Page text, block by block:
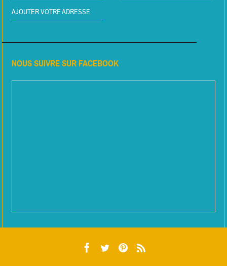
AJOUTER VOTRE ADRESSE
NOUS SUIVRE SUR FACEBOOK